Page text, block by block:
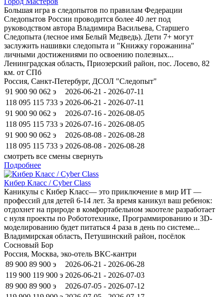
Большая игра в следопытов по правилам Федерации
Следопытов России проводится более 40 лет под
руководством автора Владимира Васильева, Старшего
Следопыта (лесное имя Белый Медведь). Дети 7+ могут
заслужить нашивки следопыта и "Книжку горожанина"
личными достижениями по освоению полезных...
Ленинградская область, Приозерский район, пос. Лосево, 82
км. от СПб
Россия, Санкт-Петербург, ДСОЛ "Следопыт"
91 900 90 062 э
2026-06-21 - 2026-07-11
118 095 115 733 э 2026-06-21 - 2026-07-11
91 900 90 062 э
2026-07-16 - 2026-08-05
118 095 115 733 э 2026-07-16 - 2026-08-05
91 900 90 062 э
2026-08-08 - 2026-08-28
118 095 115 733 э 2026-08-08 - 2026-08-28
смотреть все смены свернуть
Подробнее
Кибер Класс / Cyber Class
Каникулы с Кибер Класс— это приключение в мир ИТ —
профессий для детей 6-14 лет. За время каникул ваш ребенок:
отдохнет на природе в комфортабельном экоотеле разработает
с нуля проекты по Робототехнике, Программированию и 3D-
моделированию будет питаться 4 раза в день по системе...
Владимирская область, Петушинский район, посёлок
Сосновый Бор
Россия, Москва, эко-отель ВКС-кантри
89 900 89 900 э
2026-06-21 - 2026-06-28
119 900 119 900 э 2026-06-21 - 2026-07-03
89 900 89 900 э
2026-07-05 - 2026-07-12